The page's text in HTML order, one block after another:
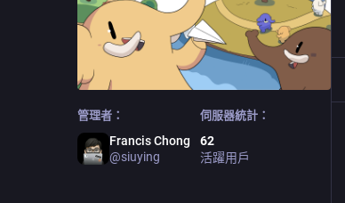
管理者：
Francis Chong
@siuying
伺服器統計：
62
活躍用戶